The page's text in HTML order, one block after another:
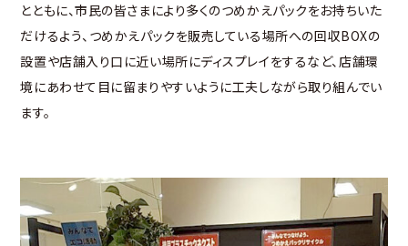
とともに、市民の皆さまにより多くのつめかえパックをお持ちいた
だけるよう、つめかえパックを販売している場所への回収BOXの
設置や店舗入り口に近い場所にディスプレイをするなど、店舗環
境にあわせて目に留まりやすいように工夫しながら取り組んでい
ます。